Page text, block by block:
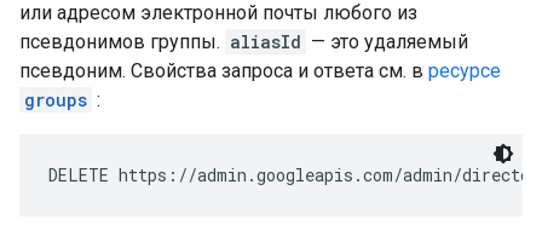
или адресом электронной почты любого из
псевдонимов группы. aliasId — это удаляемый
псевдоним. Свойства запроса и ответа см. в ресурсе
groups :
DELETE https://admin.googleapis.com/admin/